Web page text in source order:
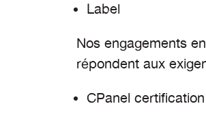
Label
Nos engagements
répondent aux
CPanel